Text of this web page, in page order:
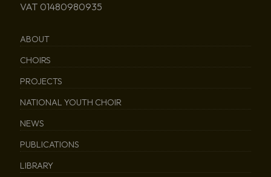
VAT 01480980935
ABOUT
CHOIRS
PROJECTS
NATIONAL YOUTH CHOIR
NEWS
PUBLICATIONS
LIBRARY